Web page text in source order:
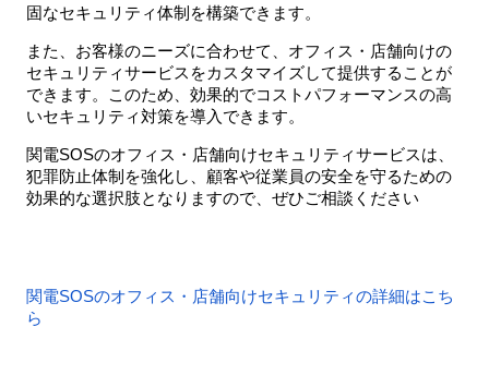
固なセキュリティ体制を構築できます。
また、お客様のニーズに合わせて、オフィス・店舗向けの
セキュリティサービスをカスタマイズして提供することが
できます。このため、効果的でコストパフォーマンスの高
いセキュリティ対策を導入できます。
関電SOSのオフィス・店舗向けセキュリティサービスは、
犯罪防止体制を強化し、顧客や従業員の安全を守るための
効果的な選択肢となりますので、ぜひご相談ください
関電SOSのオフィス・店舗向けセキュリティの詳細はこち
ら